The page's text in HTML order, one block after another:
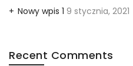
Nowy wpis 1 9 stycznia, 2021
Recent Comments